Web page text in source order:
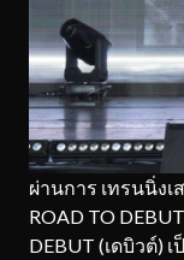
ผ่านการ เทรนนิ่ง
ROAD TO
DEBUT (เดบิวต์)